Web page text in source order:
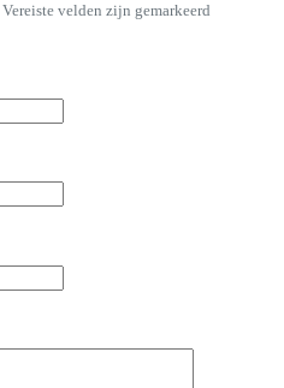
Vereiste velden zijn gemarkeerd